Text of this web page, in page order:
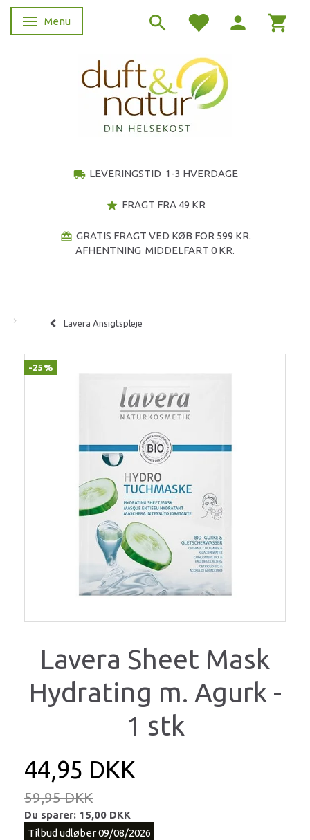
Skifte navigation
Menu
local_shipping LEVERINGSTID 1-3 HVERDAGE
star FRAGT FRA 49 KR
redeem GRATIS FRAGT VED KØB FOR 599 KR.
AFHENTNING MIDDELFART 0 KR.
Lavera Ansigtspleje
-25%
Lavera Sheet Mask
Hydrating m. Agurk -
1 stk
44,95 DKK
59,95 DKK
Du sparer: 15,00 DKK
Tilbud udløber 09/08/2026